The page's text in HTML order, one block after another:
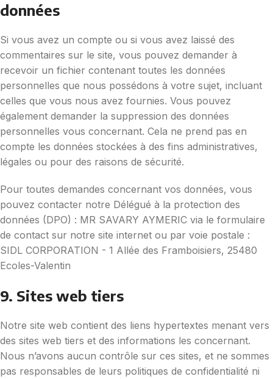
données
Si vous avez un compte ou si vous avez laissé des
commentaires sur le site, vous pouvez demander à
recevoir un fichier contenant toutes les données
personnelles que nous possédons à votre sujet, incluant
celles que vous nous avez fournies. Vous pouvez
également demander la suppression des données
personnelles vous concernant. Cela ne prend pas en
compte les données stockées à des fins administratives,
légales ou pour des raisons de sécurité.
Pour toutes demandes concernant vos données, vous
pouvez contacter notre Délégué à la protection des
données (DPO) : MR SAVARY AYMERIC via le formulaire
de contact sur notre site internet ou par voie postale :
SIDL CORPORATION - 1 Allée des Framboisiers, 25480
Ecoles-Valentin
9. Sites web tiers
Notre site web contient des liens hypertextes menant vers
des sites web tiers et des informations les concernant.
Nous n’avons aucun contrôle sur ces sites, et ne sommes
pas responsables de leurs politiques de confidentialité ni